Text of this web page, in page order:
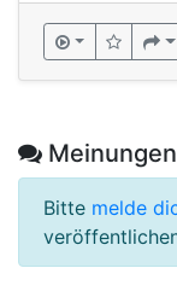
Meinungen
Bitte melde